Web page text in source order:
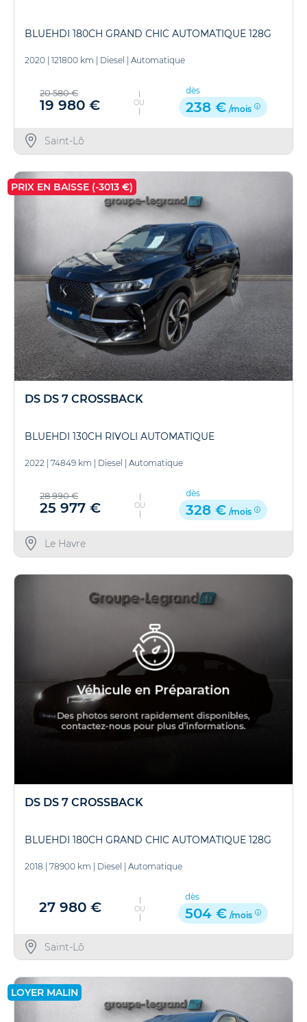
BLUEHDI 180CH GRAND CHIC AUTOMATIQUE 128G
2020 121800 km Diesel Automatique
20 580 €
19 980 € OU
dès
238 € /mois
Saint-Lô
PRIX EN BAISSE (-3013 €)
DS DS 7 CROSSBACK
BLUEHDI 130CH RIVOLI AUTOMATIQUE
2022 74849 km Diesel Automatique
28 990 €
25 977 € OU
dès
328 € /mois
Le Havre
DS DS 7 CROSSBACK
BLUEHDI 180CH GRAND CHIC AUTOMATIQUE 128G
2018 | 78900 km | Diesel | Automatique
27 980 € OU
dès
504 € /mois
Saint-Lô
LOYER MALIN